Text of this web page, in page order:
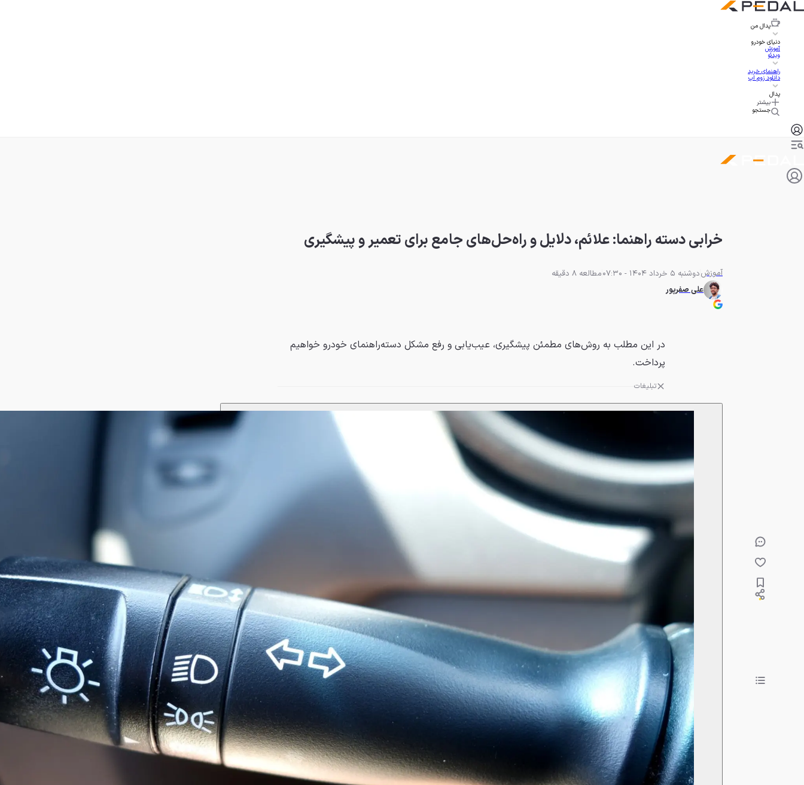
پدال من
دنیای خودرو
آموزش
ویدئو
راهنمای خرید
دانلود زوم اپ
پدال
بیشتر
جستجو
خرابی دسته راهنما: علائم، دلایل و راه‌حل‌های جامع برای تعمیر و پیشگیری
آموزشدوشنبه 5 خرداد 1404 - 07:30
مطالعه 8 دقیقه
علی صفرپور
در این مطلب به روش‌های مطمئن پیشگیری، عیب‌یابی و رفع مشکل دسته‌راهنمای خودرو خواهیم
پرداخت.
تبلیغات